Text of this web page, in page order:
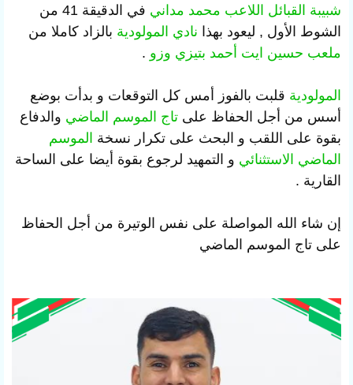
شبيبة القبائل اللاعب محمد مداني
في الدقيقة 41 من
الشوط الأول , ليعود بهذا نادي المولودية بالزاد كاملا من
ملعب حسين ايت أحمد بتيزي وزو .
المولودية قلبت بالفوز أمس كل التوقعات و بدأت بوضع
أسس من أجل الحفاظ على تاج الموسم الماضي والدفاع
بقوة على اللقب و البحث على تكرار نسخة الموسم
الماضي الاستثنائي و التمهيد لرجوع بقوة أيضا على الساحة
القارية .
إن شاء الله المواصلة على نفس الوتيرة من أجل الحفاظ
على تاج الموسم الماضي